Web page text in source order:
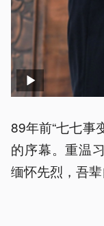
89年前“七七事
的序幕。重温
缅怀先烈，吾辈